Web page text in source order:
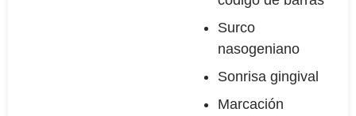
Surco
nasogeniano
Sonrisa gingival
Marcación